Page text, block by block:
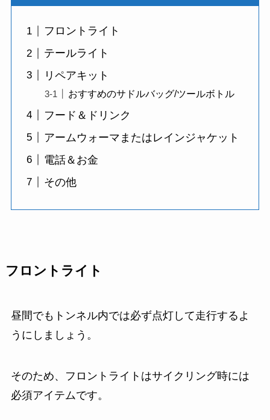
フロントライト
テールライト
リペアキット
おすすめのサドルバッグ/ツールボトル
フード＆ドリンク
アームウォーマまたはレインジャケット
電話＆お金
その他
フロントライト
昼間でもトンネル内では必ず点灯して走行するよ
うにしましょう。
そのため、フロントライトはサイクリング時には
必須アイテムです。